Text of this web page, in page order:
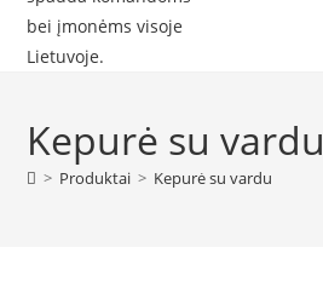
Kepurė su vardu
> Produktai > Kepurė su vardu